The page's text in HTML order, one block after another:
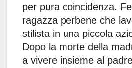
per pura coincidenza.
ragazza perbene che
stilista in una piccola
Dopo la morte della
a vivere insieme al